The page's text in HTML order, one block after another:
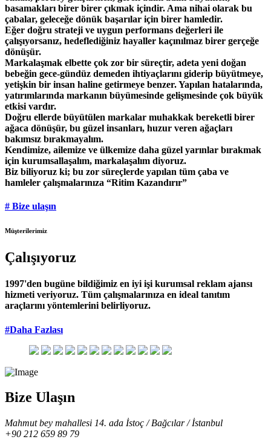
basamakları birer birer çıkmak içindir. Ama nihai olarak bu
çabalar, geleceğe dönük başarılar için birer hamledir.
Eğer doğru strateji ve uygun performans değerleri ile
çalışıyorsanız, hedeflediğiniz hayaller kaçınılmaz birer gerçeğe
dönüşür.
Markalaşmak elbette çok zor bir süreçtir, adeta yeni doğan
bebeğin gece-gündüz demeden ihtiyaçlarını giderip büyütmeye,
yetişkin bir insan haline getirmeye benzer. Yapılan hatalarında,
yatırımlarında markanın büyümesinde gelişmesinde çok büyük
etkisi vardır.
Doğru ellerde büyütülen markalar muhakkak bereketli birer
ağaca dönüşür, bu güzel insanları, huzur veren ağaçları
bakımsız bırakmayalım.
Kendimize, ailemize ve ülkemize daha güzel yarınlar bırakmak
için kurumsallaşalım, markalaşalım diyoruz.
Biz biliyoruz ki; bu zor süreçlerde yapılan tüm çaba ve
hamleler çalışmalarınıza “Ritim Kazandırır”
# Bize ulaşın
Müşterilerimiz
Çalışıyoruz
1997'den bugüne bildiğimiz en iyi işi kurumsal reklam ajansı
hizmeti veriyoruz. Tüm çalışmalarınıza en ideal tanıtım
araçlarını yöntemlerini belirliyoruz.
#Daha Fazlası
Bize Ulaşın
Mahmut bey mahallesi 14. ada İstoç / Bağcılar / İstanbul
+90 212 659 89 79